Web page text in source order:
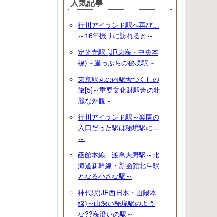
人気記事
行川アイランド駅へ再び…
～16年振りに訪れると～
定光寺駅 (JR東海・中央本
線)～崖っぷちの秘境駅～
東京駅丸の内駅舎づくしの
旅[5]～重要文化財駅舎の壮
麗な外観～
行川アイランド駅～楽園の
入口だった駅は秘境駅に…
～
函館本線・渡島大野駅～北
海道新幹線・新函館北斗駅
となる小さな駅～
神代駅(JR西日本・山陽本
線)～山深い秘境駅のよう
な??海沿いの駅～